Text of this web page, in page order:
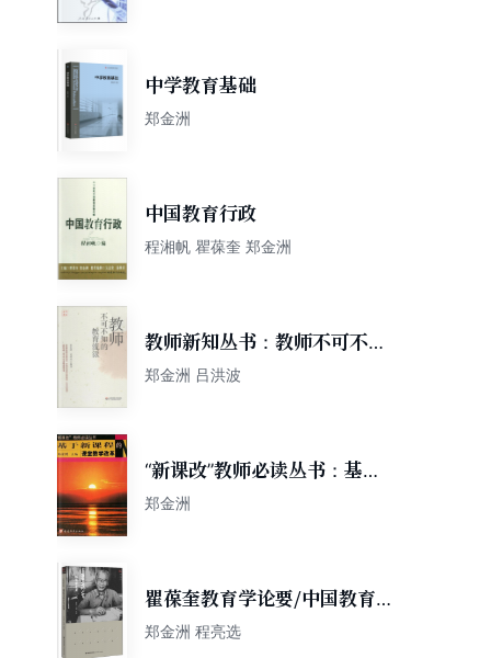
中学教育基础
郑金洲
中国教育行政
程湘帆 瞿葆奎 郑金洲
教师新知丛书：教师不可不知
的教育流派
郑金洲 吕洪波
“新课改”教师必读丛书：基于
新课程的课堂教学改革
郑金洲
瞿葆奎教育学论要/中国教育学
家经典论要丛书·梦山书系
郑金洲 程亮选